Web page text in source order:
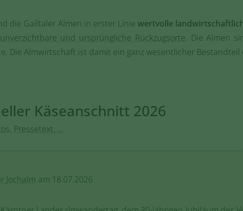
die Gailtaler Almen in erster Liniewertvolle
unverzichtbare und ursprüngliche Rückzugsorte. Die Almen
Die Almwirtschaft ist damit ein ganz wesentlicher
Käseanschnitt 2026
Pressetext, ...
Jochalm am 18.07.2026